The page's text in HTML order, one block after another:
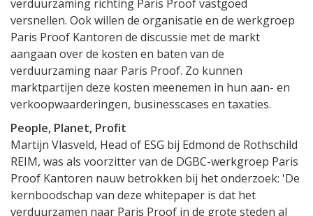
verduurzaming richting Paris Proof vastgoed
versnellen. Ook willen de organisatie en de werkgroep
Paris Proof Kantoren de discussie met de markt
aangaan over de kosten en baten van de
verduurzaming naar Paris Proof. Zo kunnen
marktpartijen deze kosten meenemen in hun aan- en
verkoopwaarderingen, businesscases en taxaties.
People, Planet, Profit
Martijn Vlasveld, Head of ESG bij Edmond de Rothschild
REIM, was als voorzitter van de DGBC-werkgroep Paris
Proof Kantoren nauw betrokken bij het onderzoek: 'De
kernboodschap van deze whitepaper is dat het
verduurzamen naar Paris Proof in de grote steden al